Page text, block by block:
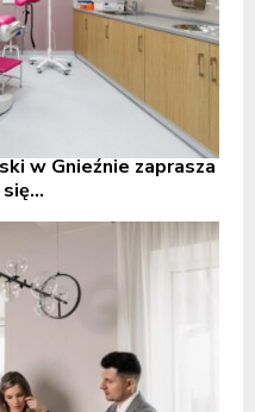
w Gnieźnie zaprasza